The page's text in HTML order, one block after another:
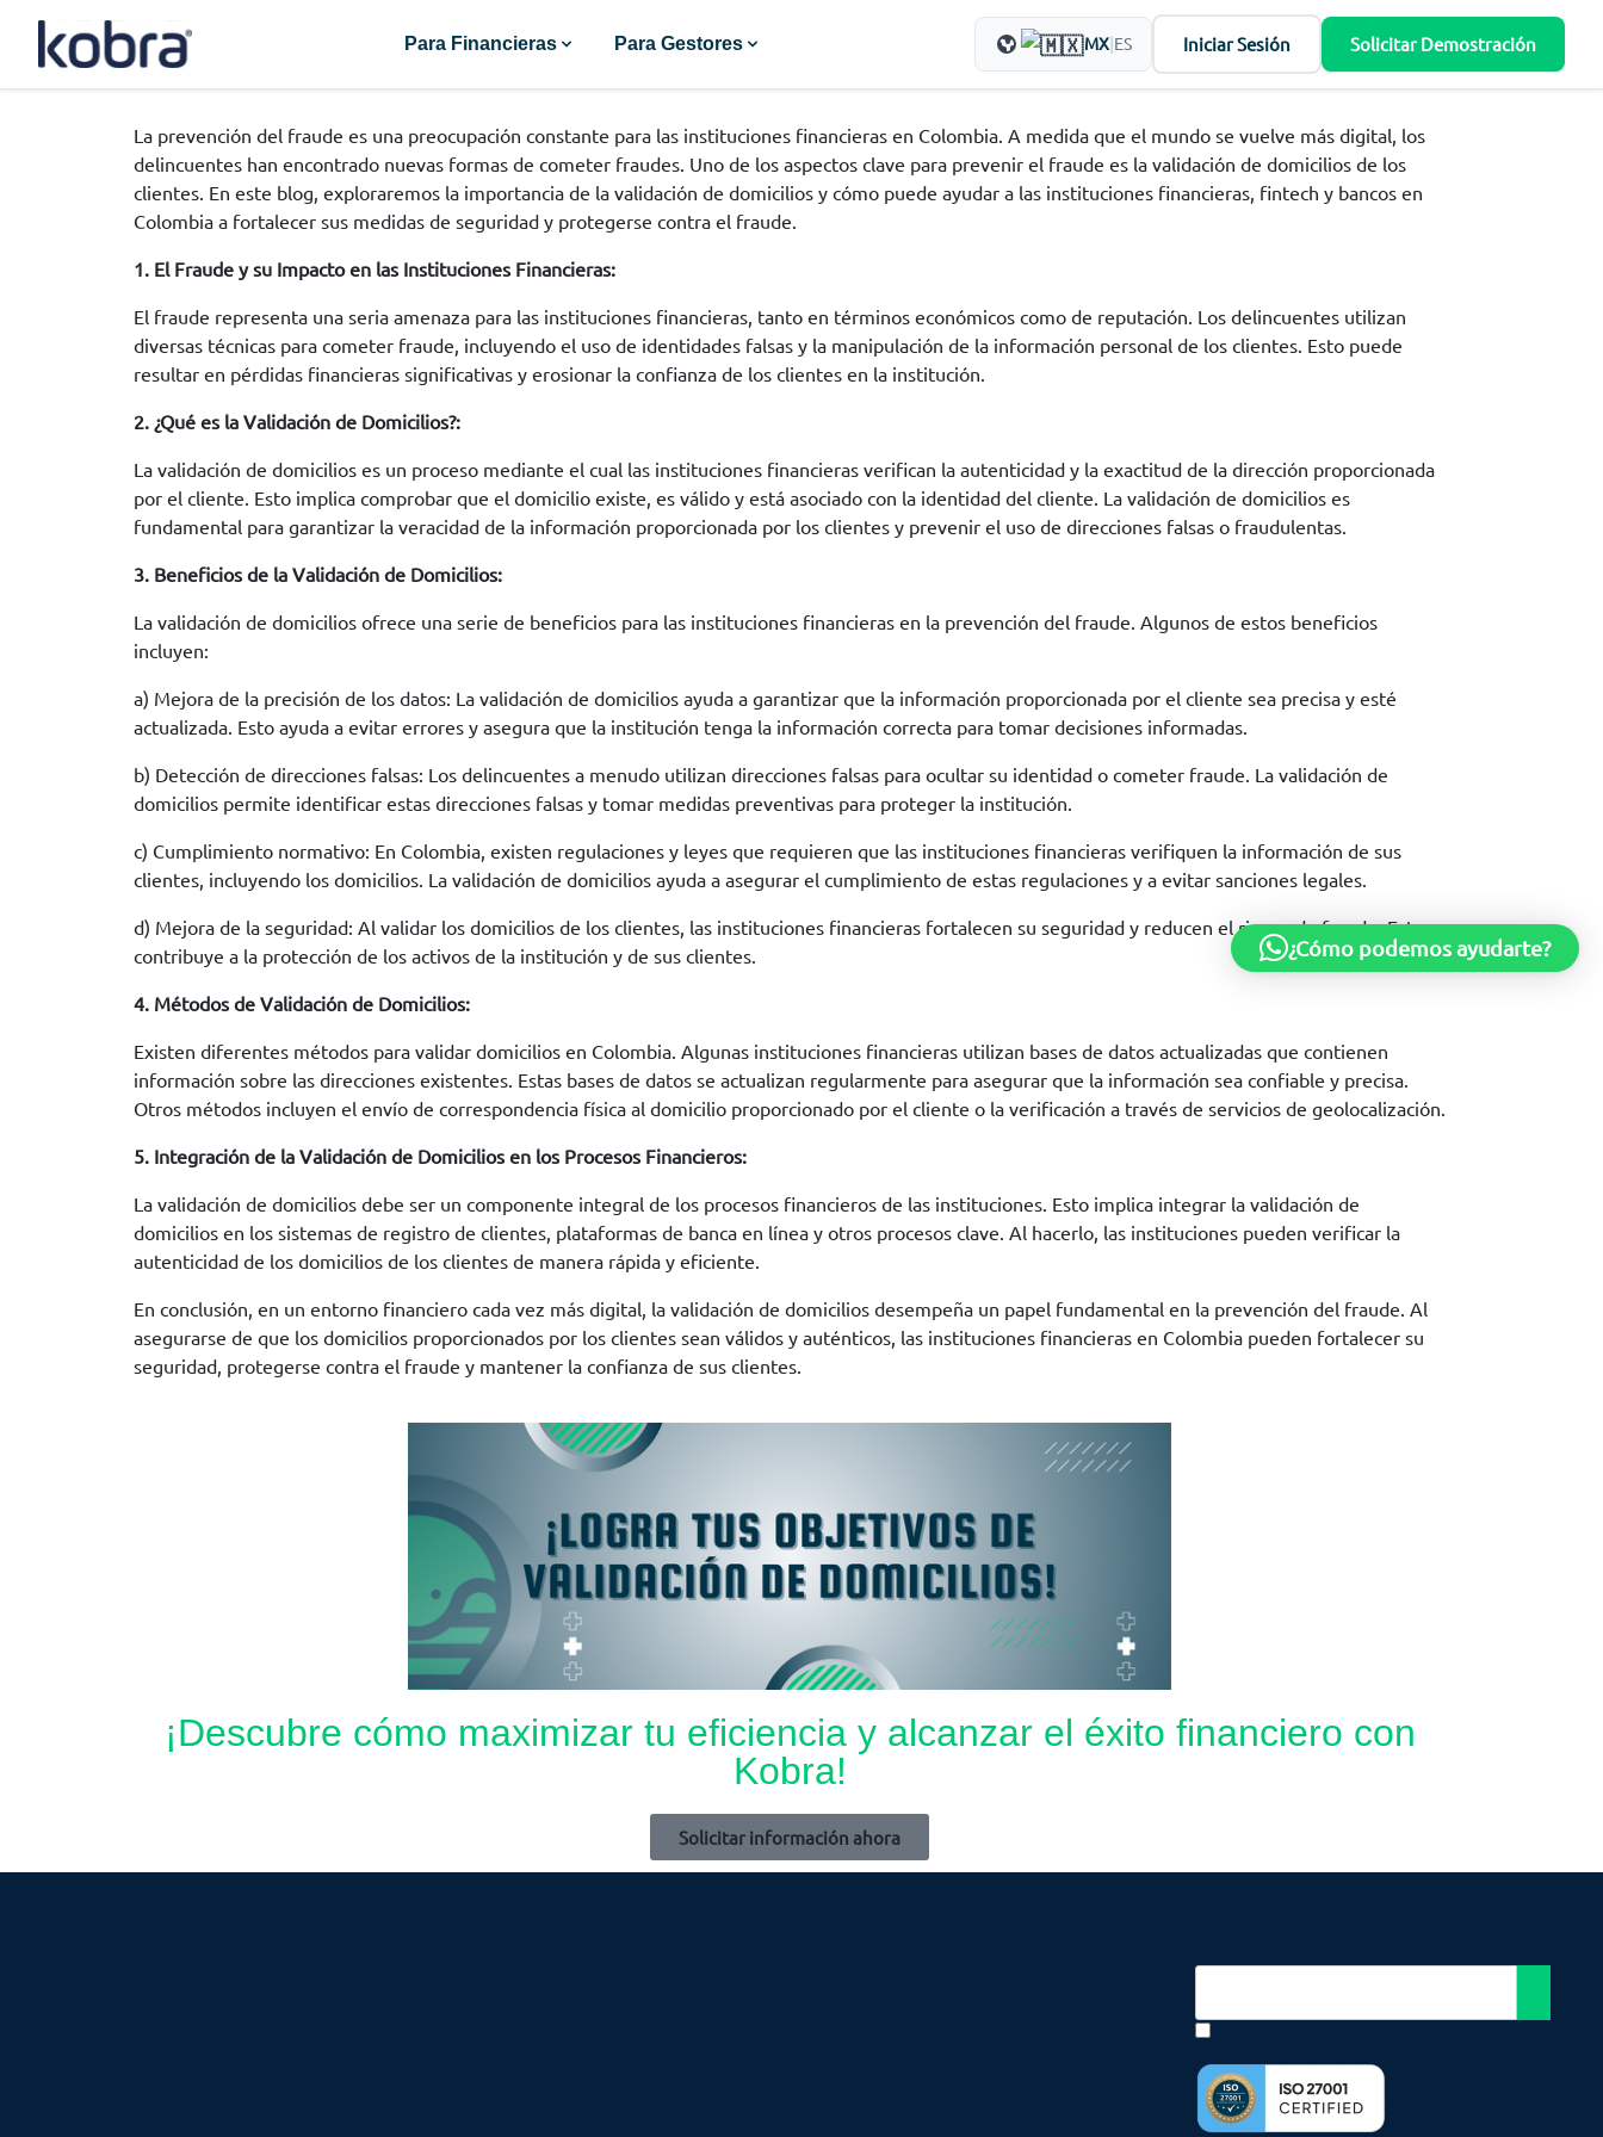
Para Financieras Para Gestores MX ES Iniciar Sesión Solicitar Demostración
La prevención del fraude es una preocupación constante para las instituciones financieras en Colombia. A medida que el mundo se vuelve más digital, los
delincuentes han encontrado nuevas formas de cometer fraudes. Uno de los aspectos clave para prevenir el fraude es la validación de domicilios de los
clientes. En este blog, exploraremos la importancia de la validación de domicilios y cómo puede ayudar a las instituciones financieras, fintech y bancos en
Colombia a fortalecer sus medidas de seguridad y protegerse contra el fraude.
1. El Fraude y su Impacto en las Instituciones Financieras:
El fraude representa una seria amenaza para las instituciones financieras, tanto en términos económicos como de reputación. Los delincuentes utilizan
diversas técnicas para cometer fraude, incluyendo el uso de identidades falsas y la manipulación de la información personal de los clientes. Esto puede
resultar en pérdidas financieras significativas y erosionar la confianza de los clientes en la institución.
2. ¿Qué es la Validación de Domicilios?:
La validación de domicilios es un proceso mediante el cual las instituciones financieras verifican la autenticidad y la exactitud de la dirección proporcionada
por el cliente. Esto implica comprobar que el domicilio existe, es válido y está asociado con la identidad del cliente. La validación de domicilios es
fundamental para garantizar la veracidad de la información proporcionada por los clientes y prevenir el uso de direcciones falsas o fraudulentas.
3. Beneficios de la Validación de Domicilios:
La validación de domicilios ofrece una serie de beneficios para las instituciones financieras en la prevención del fraude. Algunos de estos beneficios
incluyen:
a) Mejora de la precisión de los datos: La validación de domicilios ayuda a garantizar que la información proporcionada por el cliente sea precisa y esté
actualizada. Esto ayuda a evitar errores y asegura que la institución tenga la información correcta para tomar decisiones informadas.
b) Detección de direcciones falsas: Los delincuentes a menudo utilizan direcciones falsas para ocultar su identidad o cometer fraude. La validación de
domicilios permite identificar estas direcciones falsas y tomar medidas preventivas para proteger la institución.
c) Cumplimiento normativo: En Colombia, existen regulaciones y leyes que requieren que las instituciones financieras verifiquen la información de sus
clientes, incluyendo los domicilios. La validación de domicilios ayuda a asegurar el cumplimiento de estas regulaciones y a evitar sanciones legales.
d) Mejora de la seguridad: Al validar los domicilios de los clientes, las instituciones financieras fortalecen su seguridad y reducen el riesgo de fraude. Esto
contribuye a la protección de los activos de la institución y de sus clientes.
4. Métodos de Validación de Domicilios:
Existen diferentes métodos para validar domicilios en Colombia. Algunas instituciones financieras utilizan bases de datos actualizadas que contienen
información sobre las direcciones existentes. Estas bases de datos se actualizan regularmente para asegurar que la información sea confiable y precisa.
Otros métodos incluyen el envío de correspondencia física al domicilio proporcionado por el cliente o la verificación a través de servicios de geolocalización.
5. Integración de la Validación de Domicilios en los Procesos Financieros:
La validación de domicilios debe ser un componente integral de los procesos financieros de las instituciones. Esto implica integrar la validación de
domicilios en los sistemas de registro de clientes, plataformas de banca en línea y otros procesos clave. Al hacerlo, las instituciones pueden verificar la
autenticidad de los domicilios de los clientes de manera rápida y eficiente.
En conclusión, en un entorno financiero cada vez más digital, la validación de domicilios desempeña un papel fundamental en la prevención del fraude. Al
asegurarse de que los domicilios proporcionados por los clientes sean válidos y auténticos, las instituciones financieras en Colombia pueden fortalecer su
seguridad, protegerse contra el fraude y mantener la confianza de sus clientes.
¡Descubre cómo maximizar tu eficiencia y alcanzar el éxito financiero con
Kobra!
Solicitar información ahora
¿Cómo podemos ayudarte?